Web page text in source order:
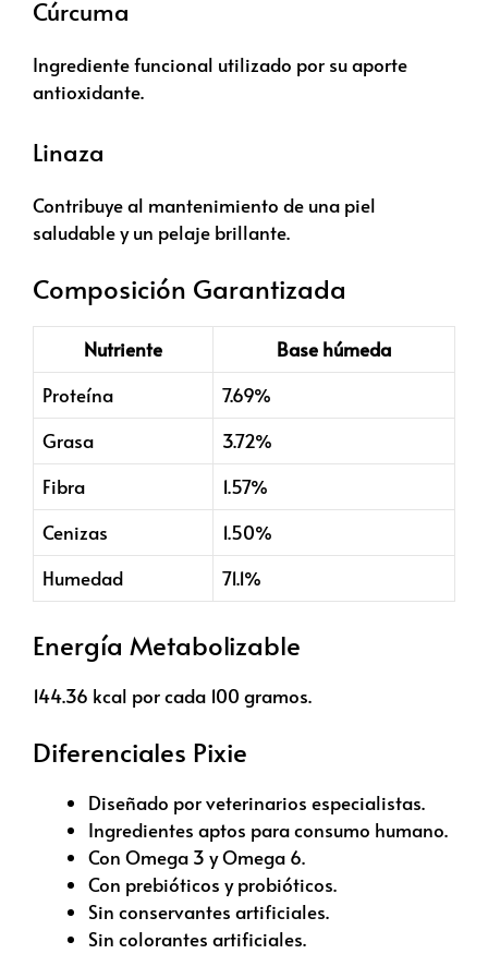
Cúrcuma
Ingrediente funcional utilizado por su aporte
antioxidante.
Linaza
Contribuye al mantenimiento de una piel
saludable y un pelaje brillante.
Composición Garantizada
Nutriente
Base húmeda
Proteína
7.69%
Grasa
3.72%
Fibra
1.57%
Cenizas
1.50%
Humedad
71.1%
Energía Metabolizable
144.36 kcal por cada 100 gramos.
Diferenciales Pixie
Diseñado por veterinarios especialistas.
Ingredientes aptos para consumo humano.
Con Omega 3 y Omega 6.
Con prebióticos y probióticos.
Sin conservantes artificiales.
Sin colorantes artificiales.